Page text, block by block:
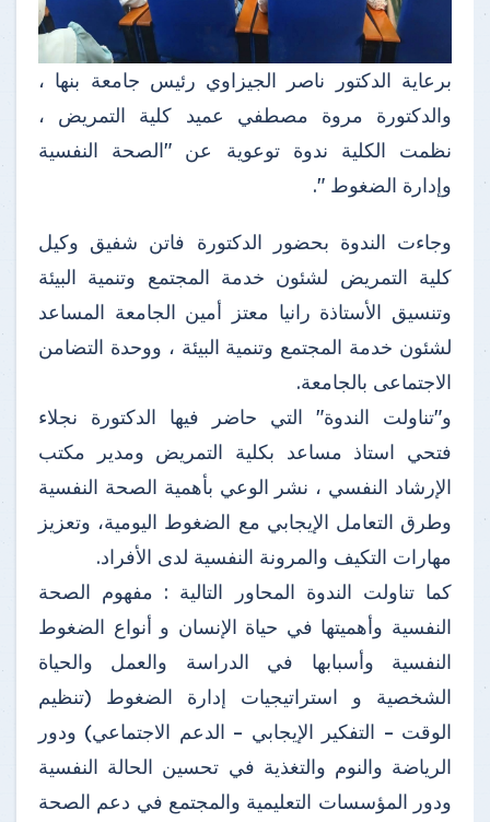
برعاية الدكتور ناصر الجيزاوي رئيس جامعة بنها ،
والدكتورة مروة مصطفي عميد كلية التمريض ،
نظمت الكلية ندوة توعوية عن "الصحة النفسية
وإدارة الضغوط ".
وجاءت الندوة بحضور الدكتورة فاتن شفيق وكيل
كلية التمريض لشئون خدمة المجتمع وتنمية البيئة
وتنسيق الأستاذة رانيا معتز أمين الجامعة المساعد
لشئون خدمة المجتمع وتنمية البيئة ، ووحدة التضامن
الاجتماعى بالجامعة.
و"تناولت الندوة" التي حاضر فيها الدكتورة نجلاء
فتحي استاذ مساعد بكلية التمريض ومدير مكتب
الإرشاد النفسي ، نشر الوعي بأهمية الصحة النفسية
وطرق التعامل الإيجابي مع الضغوط اليومية، وتعزيز
مهارات التكيف والمرونة النفسية لدى الأفراد.
كما تناولت الندوة المحاور التالية : مفهوم الصحة
النفسية وأهميتها في حياة الإنسان و أنواع الضغوط
النفسية وأسبابها في الدراسة والعمل والحياة
الشخصية و استراتيجيات إدارة الضغوط (تنظيم
الوقت – التفكير الإيجابي – الدعم الاجتماعي) ودور
الرياضة والنوم والتغذية في تحسين الحالة النفسية
ودور المؤسسات التعليمية والمجتمع في دعم الصحة